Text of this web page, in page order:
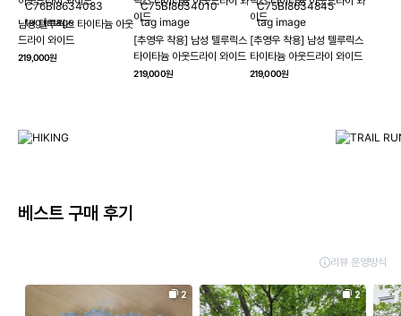
남성 텔루릭스 타이타늄 아웃
드라이 와이드
219,000원
[추영우 착용] 남성 텔루릭스
타이타늄 아웃드라이 와이드
219,000원
[추영우 착용] 남성 텔루릭스
타이타늄 아웃드라이 와이드
219,000원
HIKING
컬럼비아와 함께 일상을 벗어나
하이킹, 트레킹 등 아웃도어 활동을 즐겨보세요.
베스트 구매 후기